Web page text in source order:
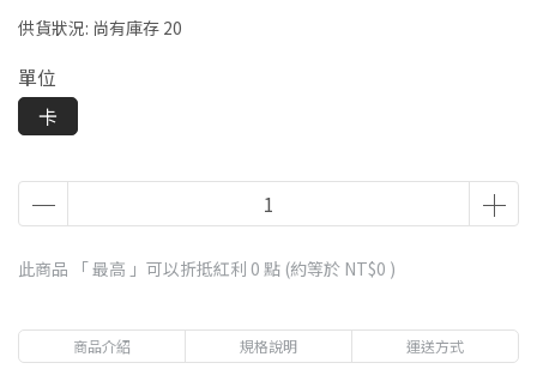
供貨狀況: 尚有庫存 20
單位
卡
此商品 「 最高 」可以折抵紅利 0 點 (約等於 NT$0 )
商品介紹 規格說明 運送方式